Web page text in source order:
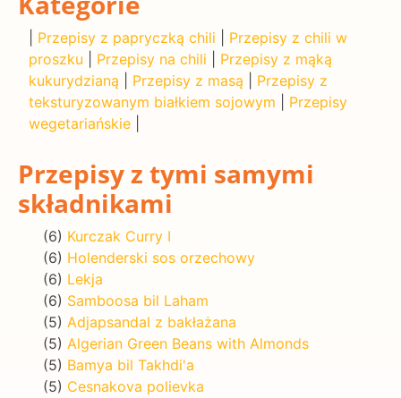
Przepisy z papryczką chili
Przepisy z chili w
proszku
Przepisy na chili
Przepisy z mąką
kukurydzianą
Przepisy z masą
Przepisy z
teksturyzowanym białkiem sojowym
Przepisy
wegetariańskie
Przepisy z tymi samymi
składnikami
(6) Kurczak Curry I
(6) Holenderski sos orzechowy
(6) Lekja
(6) Samboosa bil Laham
(5) Adjapsandal z bakłażana
(5) Algerian Green Beans with Almonds
(5) Bamya bil Takhdi'a
(5) Cesnakova polievka